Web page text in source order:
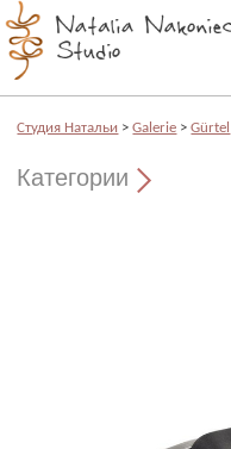
Cтудия Натальи >Galerie >Gürtel
Категории